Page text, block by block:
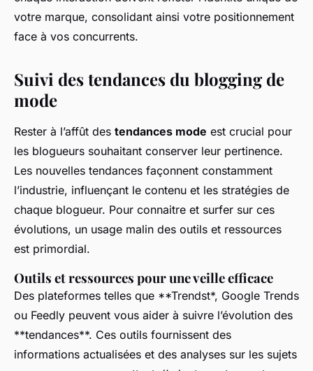
votre marque, consolidant ainsi votre positionnement
face à vos concurrents.
Suivi des tendances du blogging de
mode
Rester à l’affût des tendances mode est crucial pour
les blogueurs souhaitant conserver leur pertinence.
Les nouvelles tendances façonnent constamment
l’industrie, influençant le contenu et les stratégies de
chaque blogueur. Pour connaitre et surfer sur ces
évolutions, un usage malin des outils et ressources
est primordial.
Outils et ressources pour une veille efficace
Des plateformes telles que **Trendst*, Google Trends
ou Feedly peuvent vous aider à suivre l’évolution des
**tendances**. Ces outils fournissent des
informations actualisées et des analyses sur les sujets